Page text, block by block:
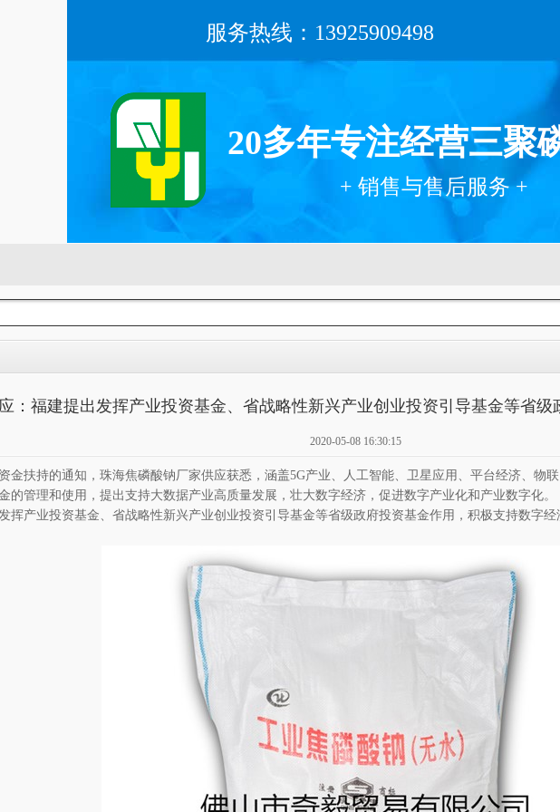
服务热线：13925909498
20多年专注经营三聚
+ 销售与售后服务 +
：福建提出发挥产业投资基金、省战略性新兴产业创业投资引导基金等省
2020-05-08 16:30:15
金扶持的通知， 珠海焦磷酸钠厂家供应获悉，涵盖5G产业、人工智能、卫星应用、平台经济、物
的管理和使用，提出支持大数据产业高质量发展，壮大数字经济，促进数字产业化和产业数字化。
挥产业投资基金、省战略性新兴产业创业投资引导基金等省级政府投资基金作用，积极支持数字经